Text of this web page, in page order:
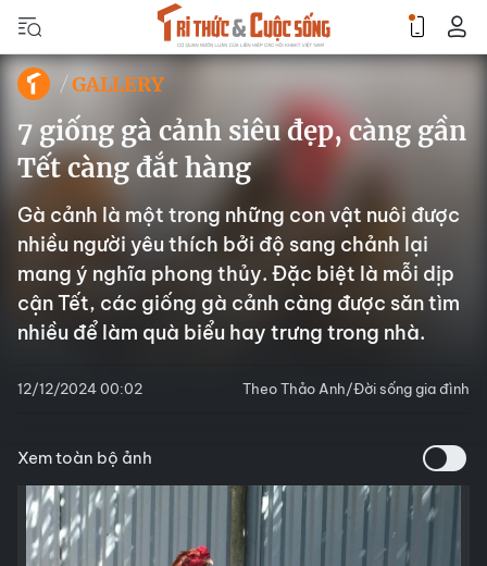
GALLERY
7 giống gà cảnh siêu đẹp, càng gần
Tết càng đắt hàng
Gà cảnh là một trong những con vật nuôi được
nhiều người yêu thích bởi độ sang chảnh lại
mang ý nghĩa phong thủy. Đặc biệt là mỗi dịp
cận Tết, các giống gà cảnh càng được săn tìm
nhiều để làm quà biểu hay trưng trong nhà.
12/12/2024 00:02 Theo Thảo Anh/Đời sống gia đình
Xem toàn bộ ảnh